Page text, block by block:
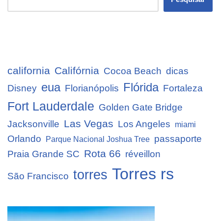
california Califórnia Cocoa Beach dicas
Disney eua Florianópolis Flórida Fortaleza
Fort Lauderdale Golden Gate Bridge
Jacksonville Las Vegas Los Angeles miami
Orlando Parque Nacional Joshua Tree passaporte
Praia Grande SC Rota 66 réveillon
São Francisco torres Torres rs